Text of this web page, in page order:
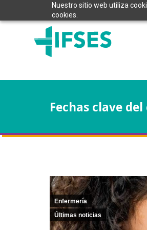
Nuestro sitio web utiliza
cookies.
Fechas clave
Enfermería
Últimas noticias